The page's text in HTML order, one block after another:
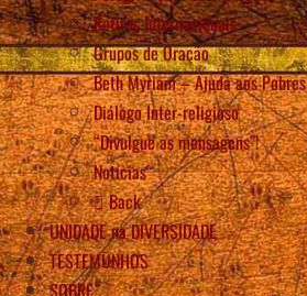
Retiros Internacionais
Grupos de Oração
Beth Myriam – Ajuda aos Pobres
Diálogo Inter-religioso
“Divulgue as mensagens”!
Notícias
Back
UNIDADE na DIVERSIDADE
TESTEMUNHOS
SOBRE